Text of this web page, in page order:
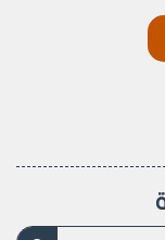
تزود هذ
بمهمات رسمية بالقرار رقم /56/ الصادر عن مجلس
الى مبلغ